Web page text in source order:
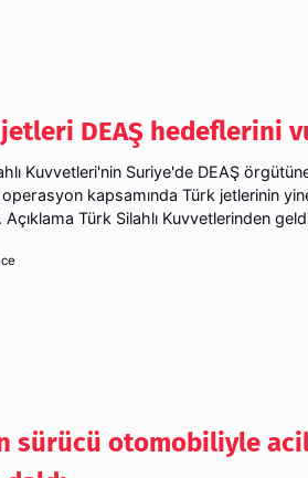
DEAŞ hedeflerini
Kuvvetleri'nin Suriye'de DEAŞ
kapsamında Türk jetlerinin
Açıklama Türk Silahlı Kuvvetlerinden
sürücü otomobiliyle